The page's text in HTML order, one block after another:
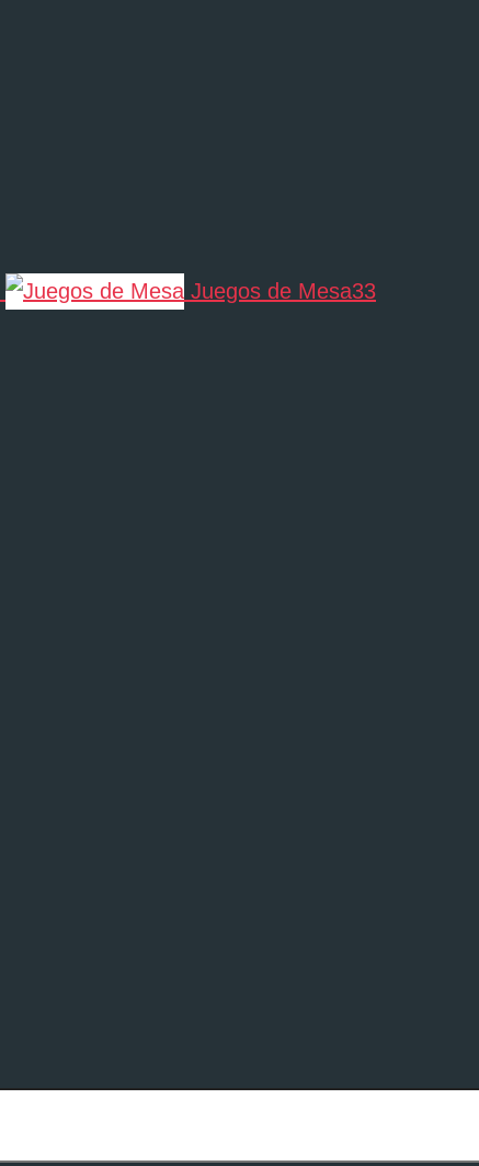
Juegos de Mesa33